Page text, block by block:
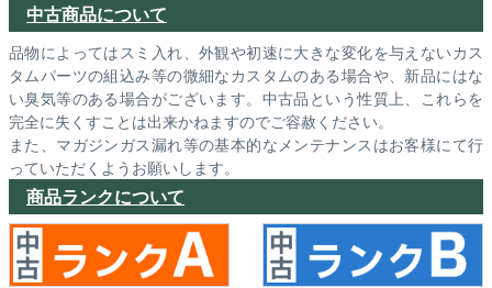
中古商品について
品物によってはスミ入れ、外観や初速に大きな変化を与えないカス
タムパーツの組込み等の微細なカスタムのある場合や、新品にはな
い臭気等のある場合がございます。中古品という性質上、これらを
完全に失くすことは出来かねますのでご容赦ください。
また、マガジンガス漏れ等の基本的なメンテナンスはお客様にて行
っていただくようお願いします。
商品ランクについて